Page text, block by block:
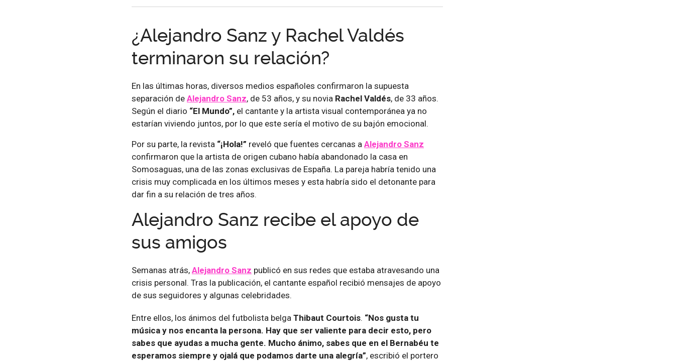
¿Alejandro Sanz y Rachel Valdés
terminaron su relación?
En las últimas horas, diversos medios españoles confirmaron la supuesta
separación de Alejandro Sanz, de 53 años, y su novia Rachel Valdés, de 33 años.
Según el diario “El Mundo”, el cantante y la artista visual contemporánea ya no
estarían viviendo juntos, por lo que este sería el motivo de su bajón emocional.
Por su parte, la revista “¡Hola!” reveló que fuentes cercanas a Alejandro Sanz
confirmaron que la artista de origen cubano había abandonado la casa en
Somosaguas, una de las zonas exclusivas de España. La pareja habría tenido una
crisis muy complicada en los últimos meses y esta habría sido el detonante para
dar fin a su relación de tres años.
Alejandro Sanz recibe el apoyo de
sus amigos
Semanas atrás, Alejandro Sanz publicó en sus redes que estaba atravesando una
crisis personal. Tras la publicación, el cantante español recibió mensajes de apoyo
de sus seguidores y algunas celebridades.
Entre ellos, los ánimos del futbolista belga Thibaut Courtois. “Nos gusta tu
música y nos encanta la persona. Hay que ser valiente para decir esto, pero
sabes que ayudas a mucha gente. Mucho ánimo, sabes que en el Bernabéu te
esperamos siempre y ojalá que podamos darte una alegría”, escribió el portero